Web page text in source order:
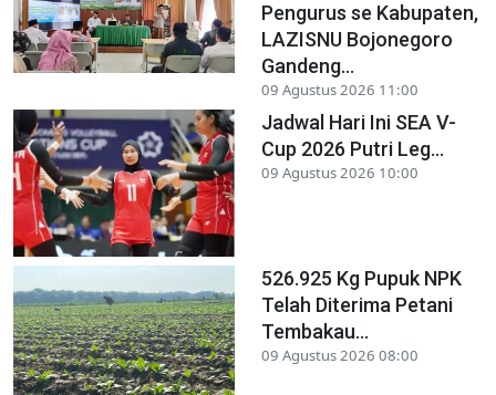
Pengurus se Kabupaten,
LAZISNU Bojonegoro
Gandeng...
09 Agustus 2026 11:00
Jadwal Hari Ini SEA V-
Cup 2026 Putri Leg...
09 Agustus 2026 10:00
526.925 Kg Pupuk NPK
Telah Diterima Petani
Tembakau...
09 Agustus 2026 08:00